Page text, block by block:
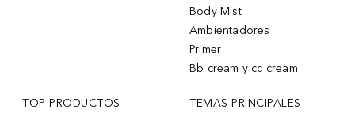
Body Mist
Ambientadores
Primer
Bb cream y cc cream
TOP PRODUCTOS TEMAS PRINCIPALES